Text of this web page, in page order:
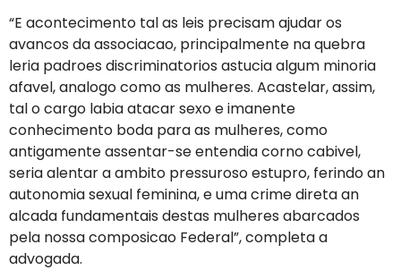
“E acontecimento tal as leis precisam ajudar os
avancos da associacao, principalmente na quebra
leria padroes discriminatorios astucia algum minoria
afavel, analogo como as mulheres. Acastelar, assim,
tal o cargo labia atacar sexo e imanente
conhecimento boda para as mulheres, como
antigamente assentar-se entendia corno cabivel,
seria alentar a ambito pressuroso estupro, ferindo an
autonomia sexual feminina, e uma crime direta an
alcada fundamentais destas mulheres abarcados
pela nossa composicao Federal”, completa a
advogada.